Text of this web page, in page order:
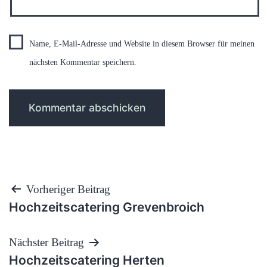
Name, E-Mail-Adresse und Website in diesem Browser für meinen
nächsten Kommentar speichern.
Beitragsnavigation
Vorheriger Beitrag
Hochzeitscatering Grevenbroich
Nächster Beitrag
Hochzeitscatering Herten